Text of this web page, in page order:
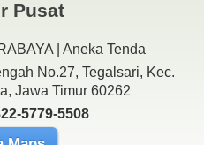
Pusat
| Aneka Tenda
No.27, Tegalsari, Kec.
Jawa Timur 60262
5779-5508